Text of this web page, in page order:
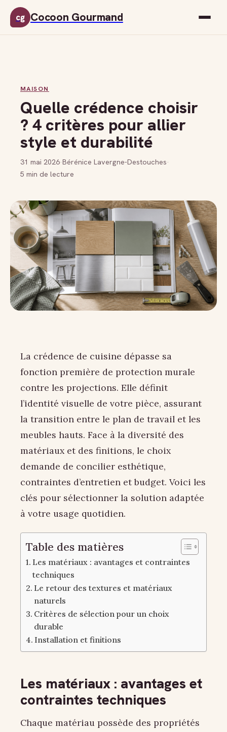
cg Cocoon Gourmand
MAISON
Quelle crédence choisir
? 4 critères pour allier
style et durabilité
31 mai 2026·Bérénice Lavergne-Destouches·
5 min de lecture
La crédence de cuisine dépasse sa
fonction première de protection murale
contre les projections. Elle définit
l’identité visuelle de votre pièce, assurant
la transition entre le plan de travail et les
meubles hauts. Face à la diversité des
matériaux et des finitions, le choix
demande de concilier esthétique,
contraintes d’entretien et budget. Voici les
clés pour sélectionner la solution adaptée
à votre usage quotidien.
Table des matières
Les matériaux : avantages et contraintes
techniques
Le retour des textures et matériaux
naturels
Critères de sélection pour un choix
durable
Installation et finitions
Les matériaux : avantages et
contraintes techniques
Chaque matériau possède des propriétés